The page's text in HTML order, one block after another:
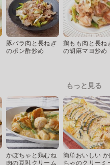
豚バラ肉と長ねぎ
のポン酢炒め
鶏もも肉と長ね
の胡麻マヨ炒め
もっと見る
かぼちゃと鶏むね
肉の豆乳クリーム
簡単おいしい
ちゃのクリーミ